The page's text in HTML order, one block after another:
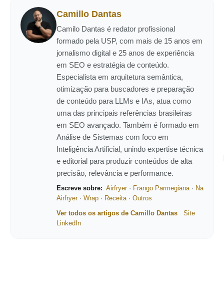
Camillo Dantas
Camilo Dantas é redator profissional
formado pela USP, com mais de 15 anos em
jornalismo digital e 25 anos de experiência
em SEO e estratégia de conteúdo.
Especialista em arquitetura semântica,
otimização para buscadores e preparação
de conteúdo para LLMs e IAs, atua como
uma das principais referências brasileiras
em SEO avançado. Também é formado em
Análise de Sistemas com foco em
Inteligência Artificial, unindo expertise técnica
e editorial para produzir conteúdos de alta
precisão, relevância e performance.
Escreve sobre: Airfryer· Frango Parmegiana· Na
Airfryer· Wrap · Receita· Outros
Ver todos os artigos de Camillo Dantas
Site
LinkedIn